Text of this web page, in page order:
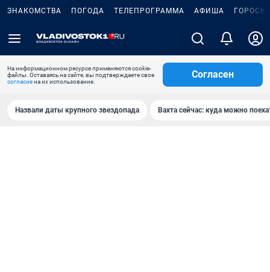
ЗНАКОМСТВА ПОГОДА ТЕЛЕПРОГРАММА АФИША
На информационном ресурсе применяются cookie-
файлы. Оставаясь на сайте, вы подтверждаете свое
согласиена их использование.
Согласен
Назвали даты крупного звездопада Вахта сейчас: куда можно